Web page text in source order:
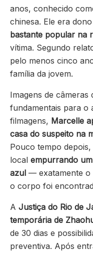
anos, conhecido
chinesa. Ele era
bastante popular na
vítima. Segundo
pelo menos cinco
família da jovem.
Imagens de
fundamentais para o
filmagens, Marcelle
casa do suspeito na
Pouco tempo
local empurrando
azul — exatamente o
o corpo foi
A Justiça do Rio de
temporária de
de 30 dias e
preventiva. Após